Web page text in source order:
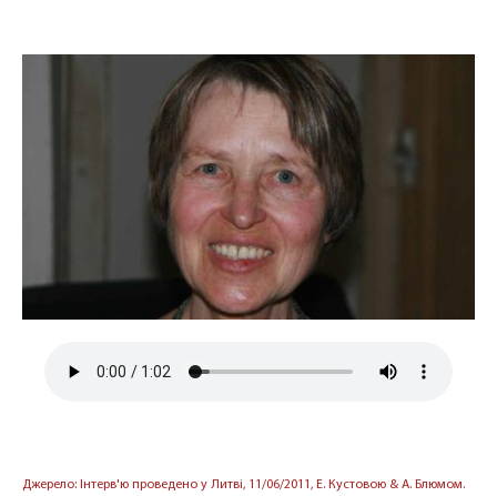
Джерело: Інтерв'ю проведено у Литві, 11/06/2011, Е. Кустовою & А. Блюмом.